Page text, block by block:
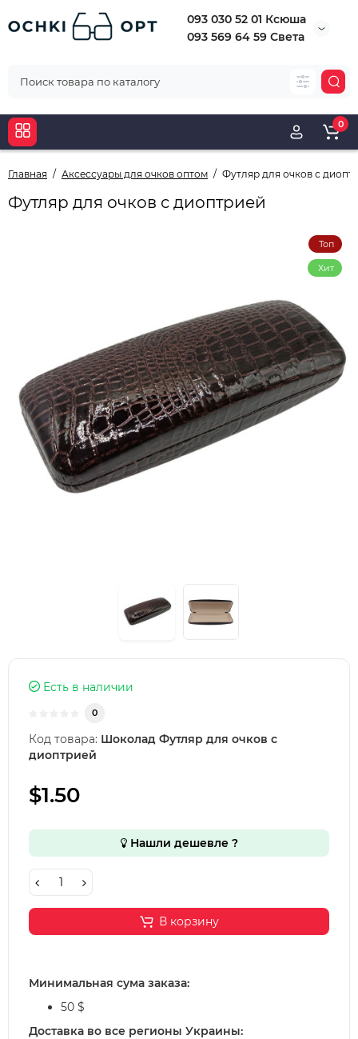
093 030 52 01 Ксюша
093 569 64 59 Света
0
Главная Аксессуары для очков оптом Футляр для очков с
Футляр для очков с диоптрией
Топ
Хит
Есть в наличии
0
Код товара: Шоколад Футляр для очков с
диоптрией
$1.50
Нашли дешевле ?
В корзину
Минимальная сума заказа:
50 $
Доставка во все регионы Украины: